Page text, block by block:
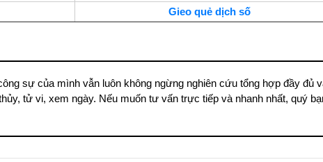
Gieo quẻ dịch số
sự của mình vẫn luôn không ngừng nghiên cứu tổng hợp đầy đủ
tử vi, xem ngày. Nếu muốn tư vấn trực tiếp và nhanh nhất, quý